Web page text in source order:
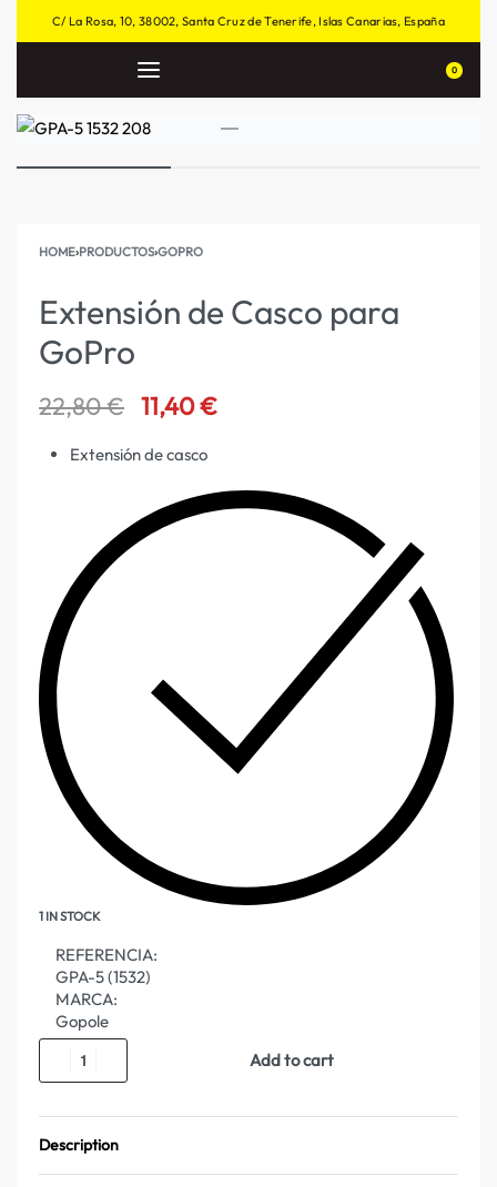
C/ La Rosa, 10, 38002, Santa Cruz de Tenerife, Islas Canarias, España
0
HOME›PRODUCTOS›GOPRO
Extensión de Casco para
GoPro
22,80€ 11,40€
Extensión de casco
1 IN STOCK
REFERENCIA:
GPA-5 (1532)
MARCA:
Gopole
Add to cart
Description